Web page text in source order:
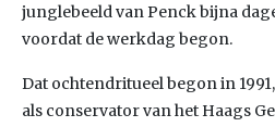
junglebeeld van Penck bijna
voordat de werkdag begon.
Dat ochtendritueel begon in
als conservator van het Haags